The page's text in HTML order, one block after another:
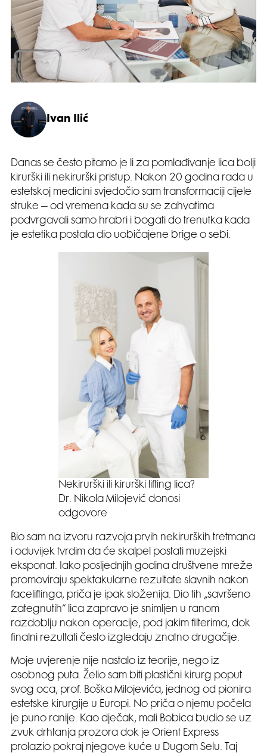
Ivan Ilić
Danas se često pitamo je li za pomlađivanje lica bolji
kirurški ili nekirurški pristup. Nakon 20 godina rada u
estetskoj medicini svjedočio sam transformaciji cijele
struke – od vremena kada su se zahvatima
podvrgavali samo hrabri i bogati do trenutka kada
je estetika postala dio uobičajene brige o sebi.
Nekirurški ili kirurški lifting lica?
Dr. Nikola Milojević donosi
odgovore
Bio sam na izvoru razvoja prvih nekirurških tretmana
i oduvijek tvrdim da će skalpel postati muzejski
eksponat. Iako posljednjih godina društvene mreže
promoviraju spektakularne rezultate slavnih nakon
faceliftinga, priča je ipak složenija. Dio tih „savršeno
zategnutih“ lica zapravo je snimljen u ranom
razdoblju nakon operacije, pod jakim filterima, dok
finalni rezultati često izgledaju znatno drugačije.
Moje uvjerenje nije nastalo iz teorije, nego iz
osobnog puta. Želio sam biti plastični kirurg poput
svog oca, prof. Boška Milojevića, jednog od pionira
estetske kirurgije u Europi. No priča o njemu počela
je puno ranije. Kao dječak, mali Bobica budio se uz
zvuk drhtanja prozora dok je Orient Express
prolazio pokraj njegove kuće u Dugom Selu. Taj